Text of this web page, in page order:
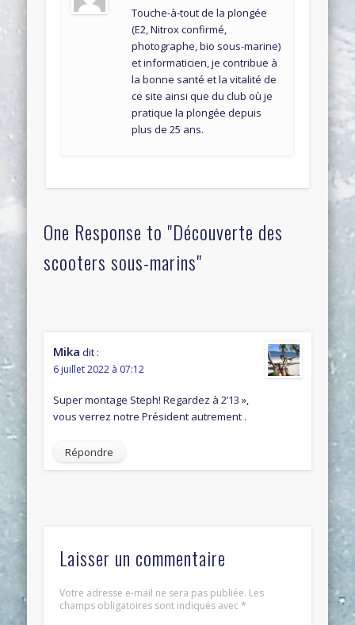
Touche-à-tout de la plongée
(E2, Nitrox confirmé,
photographe, bio sous-marine)
et informaticien, je contribue à
la bonne santé et la vitalité de
ce site ainsi que du club où je
pratique la plongée depuis
plus de 25 ans.
One Response to "Découverte des
scooters sous-marins"
Mika dit :
6 juillet 2022 à 07:12
Super montage Steph! Regardez à 2’13 »,
vous verrez notre Président autrement .
Répondre
Laisser un commentaire
Votre adresse e-mail ne sera pas publiée. Les
champs obligatoires sont indiqués avec*